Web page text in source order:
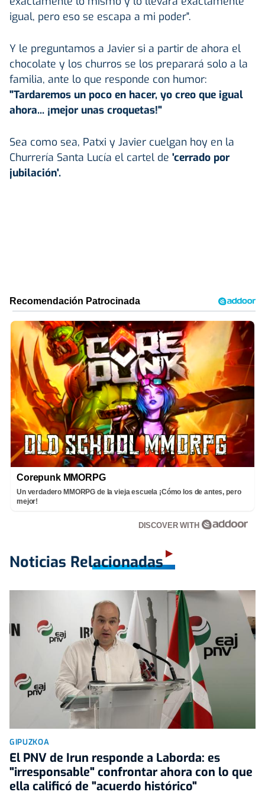
igual, pero eso se escapa a mi poder".
Y le preguntamos a Javier si a partir de ahora el
chocolate y los churros se los preparará solo a la
familia, ante lo que responde con humor:
"Tardaremos un poco en hacer, yo creo que igual
ahora... ¡mejor unas croquetas!"
Sea como sea, Patxi y Javier cuelgan hoy en la
Churrería Santa Lucía el cartel de 'cerrado por
jubilación'.
Corepunk MMORPG
Un verdadero MMORPG de la vieja escuela ¡Cómo los de antes, pero
mejor!
DISCOVER WITH
Noticias Relacionadas
GIPUZKOA
El PNV de Irun responde a Laborda: es
"irresponsable" confrontar ahora con lo que
ella calificó de "acuerdo histórico"